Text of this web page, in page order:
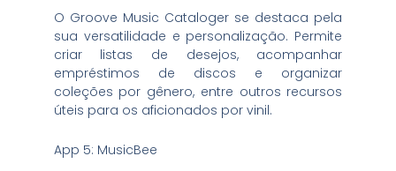
O Groove Music Cataloger se destaca pela
sua versatilidade e personalização. Permite
criar listas de desejos, acompanhar
empréstimos de discos e organizar
coleções por gênero, entre outros recursos
úteis para os aficionados por vinil.
App 5: MusicBee